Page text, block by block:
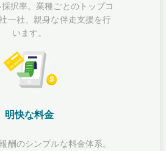
択率。業種ごとのトップコ
一社、親身な伴走支援を行
います。
明快な料金
酬のシンプルな料金体系。